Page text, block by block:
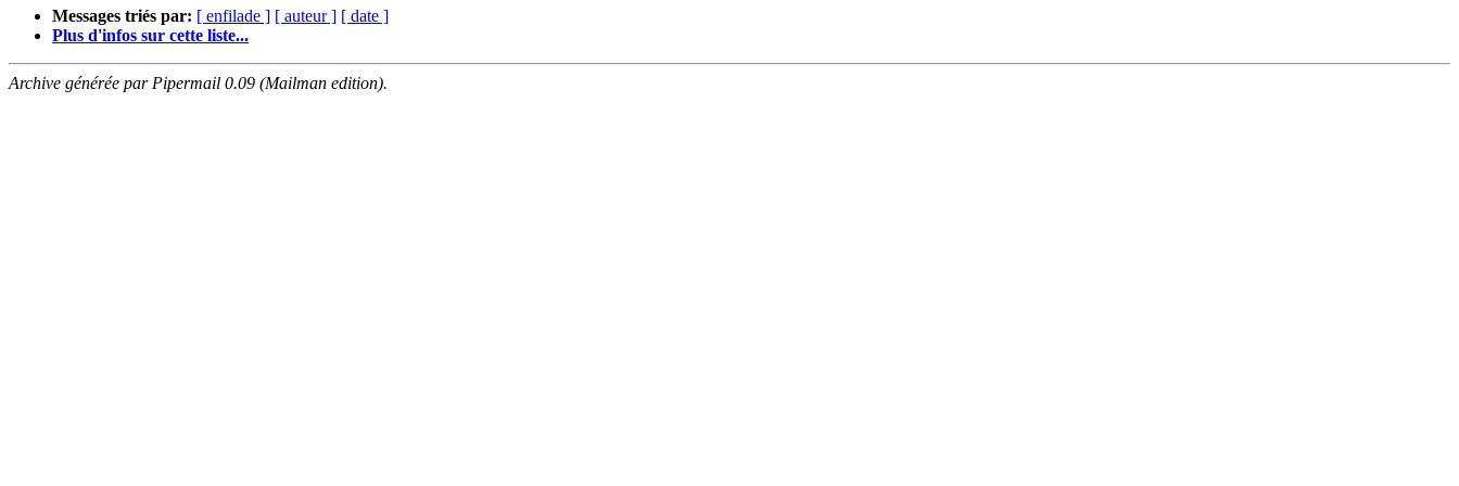
Messages triés par: [ enfilade ] [ auteur ] [ date ]
Plus d'infos sur cette liste...
Archive générée par Pipermail 0.09 (Mailman edition).